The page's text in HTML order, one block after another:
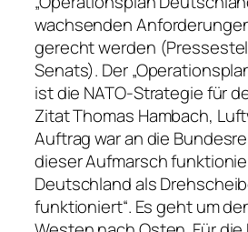
wachsenden
gerecht werden
Senats). Der
ist die NATO-Strategie für
Zitat Thomas Hambach,
Auftrag war an die
dieser Aufmarsch
Deutschland als
funktioniert“. Es geht um